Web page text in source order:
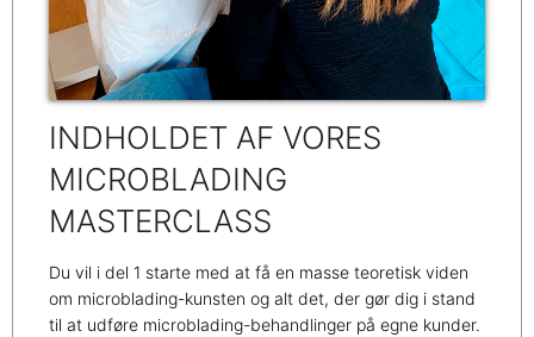
INDHOLDET AF VORES
MICROBLADING
MASTERCLASS
Du vil i del 1 starte med at få en masse teoretisk viden
om microblading-kunsten og alt det, der gør dig i stand
til at udføre microblading-behandlinger på egne kunder.